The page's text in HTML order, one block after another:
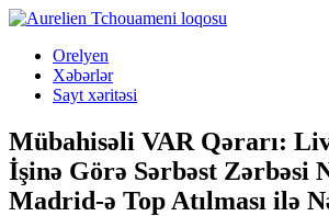
Orelyen
Xəbərlər
Sayt xəritəsi
Mübahisəli VAR Qərarı:
İşinə Görə Sərbəst Zərbəsi
Madrid-ə Top Atılması ilə